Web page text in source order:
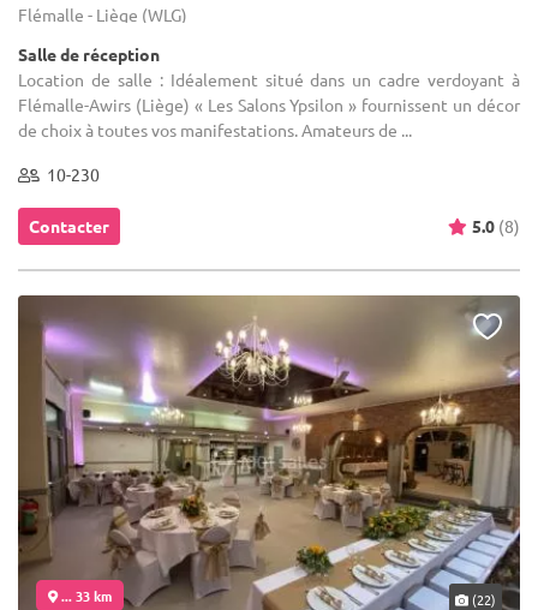
Flémalle - Liège (WLG)
Salle de réception
Location de salle : Idéalement situé dans un cadre verdoyant à
Flémalle-Awirs (Liège) « Les Salons Ypsilon » fournissent un décor
de choix à toutes vos manifestations. Amateurs de ...
10-230
Contacter 5.0 (8)
... 33 km (22)